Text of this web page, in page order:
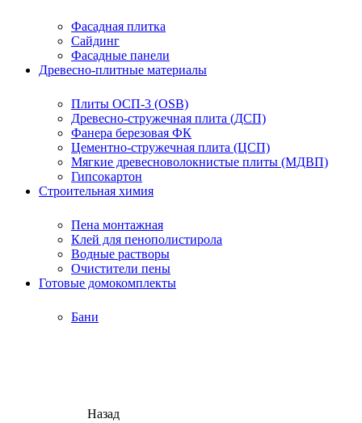
Фасадная плитка
Сайдинг
Фасадные панели
Древесно-плитные материалы
Плиты ОСП-3 (OSB)
Древесно-стружечная плита (ДСП)
Фанера березовая ФК
Цементно-стружечная плита (ЦСП)
Мягкие древесноволокнистые плиты (МДВП)
Гипсокартон
Строительная химия
Пена монтажная
Клей для пенополистирола
Водные растворы
Очистители пены
Готовые домокомплекты
Бани
Назад